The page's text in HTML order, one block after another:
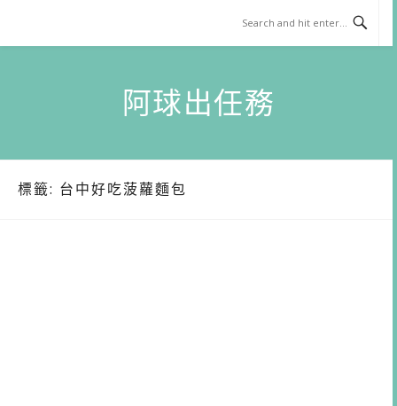
content
阿球出任務
標籤: 台中好吃菠蘿麵包